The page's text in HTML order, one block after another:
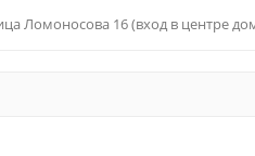
Ломоносова 16 (вход в центре